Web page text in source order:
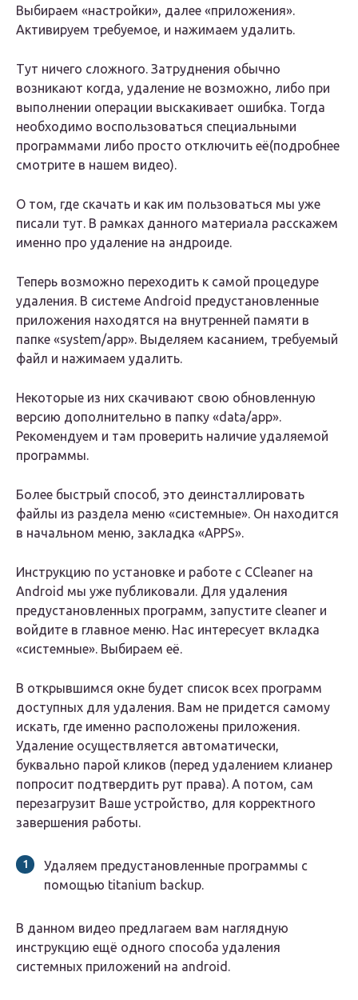
Выбираем «настройки», далее «приложения».
Активируем требуемое, и нажимаем удалить.
Тут ничего сложного. Затруднения обычно
возникают когда, удаление не возможно, либо при
выполнении операции выскакивает ошибка. Тогда
необходимо воспользоваться специальными
программами либо просто отключить её(подробнее
смотрите в нашем видео).
О том, где скачать и как им пользоваться мы уже
писали тут. В рамках данного материала расскажем
именно про удаление на андроиде.
Теперь возможно переходить к самой процедуре
удаления. В системе Android предустановленные
приложения находятся на внутренней памяти в
папке «system/app». Выделяем касанием, требуемый
файл и нажимаем удалить.
Некоторые из них скачивают свою обновленную
версию дополнительно в папку «data/app».
Рекомендуем и там проверить наличие удаляемой
программы.
Более быстрый способ, это деинсталлировать
файлы из раздела меню «системные». Он находится
в начальном меню, закладка «APPS».
Инструкцию по установке и работе c CCleaner на
Android мы уже публиковали. Для удаления
предустановленных программ, запустите cleaner и
войдите в главное меню. Нас интересует вкладка
«системные». Выбираем её.
В открывшимся окне будет список всех программ
доступных для удаления. Вам не придется самому
искать, где именно расположены приложения.
Удаление осуществляется автоматически,
буквально парой кликов (перед удалением клианер
попросит подтвердить рут права). А потом, сам
перезагрузит Ваше устройство, для корректного
завершения работы.
Удаляем предустановленные программы с
помощью titanium backup.
В данном видео предлагаем вам наглядную
инструкцию ещё одного способа удаления
системных приложений на android.